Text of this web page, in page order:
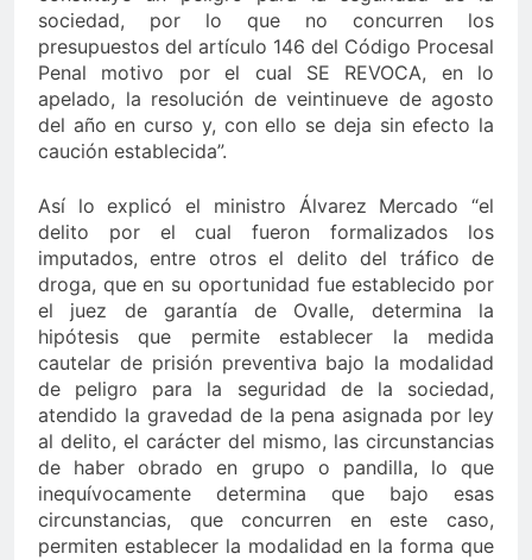
sociedad, por lo que no concurren los
presupuestos del artículo 146 del Código Procesal
Penal motivo por el cual SE REVOCA, en lo
apelado, la resolución de veintinueve de agosto
del año en curso y, con ello se deja sin efecto la
caución establecida”.
Así lo explicó el ministro Álvarez Mercado “el
delito por el cual fueron formalizados los
imputados, entre otros el delito del tráfico de
droga, que en su oportunidad fue establecido por
el juez de garantía de Ovalle, determina la
hipótesis que permite establecer la medida
cautelar de prisión preventiva bajo la modalidad
de peligro para la seguridad de la sociedad,
atendido la gravedad de la pena asignada por ley
al delito, el carácter del mismo, las circunstancias
de haber obrado en grupo o pandilla, lo que
inequívocamente determina que bajo esas
circunstancias, que concurren en este caso,
permiten establecer la modalidad en la forma que